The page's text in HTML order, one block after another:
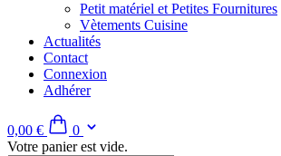
Petit matériel et Petites Fournitures
Vètements Cuisine
Actualités
Contact
Connexion
Adhérer
0,00 €
0
Votre panier est vide.